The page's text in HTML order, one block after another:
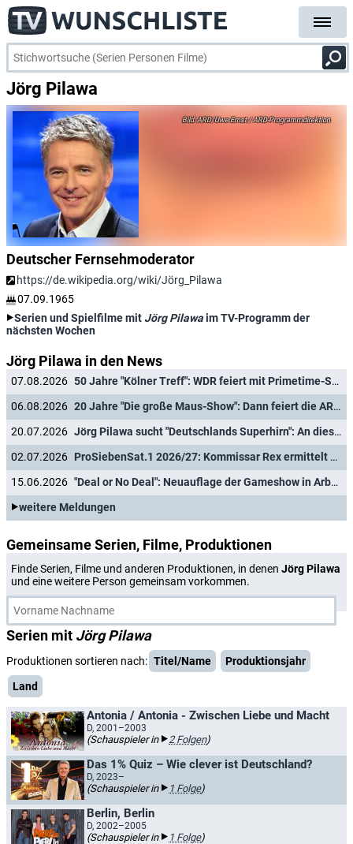
Jörg Pilawa
ARD/Uwe Ernst / ARD-Programmdirektion
Deutscher Fernsehmoderator
https://de.wikipedia.org/wiki/Jörg_Pilawa
07.09.1965
Serien und Spielfilme mit Jörg Pilawaim TV-Programm der
nächsten Wochen
Jörg Pilawa in den News
07.08.2026
50 Jahre "Kölner Treff": WDR feiert mit Primetime-Show, Doku und Rückblicken
06.08.2026
20 Jahre "Die große Maus-Show": Dann feiert die ARD das runde Jubiläum
20.07.2026
Jörg Pilawa sucht "Deutschlands Superhirn": An diesem Tag startet die neue Sat.1-Quizshow
02.07.2026
ProSiebenSat.1 2026/27: Kommissar Rex ermittelt weiter, Richter Hold kehrt zurück, Joko & Klaas machen Urlaub
15.06.2026
"Deal or No Deal": Neuauflage der Gameshow in Arbeit - mit diesem Moderator
weitere Meldungen
Gemeinsame Serien, Filme, Produktionen
Finde Serien, Filme und anderen Produktionen, in denen Jörg Pilawa
und eine weitere Person gemeinsam vorkommen.
Serien mit Jörg Pilawa
Produktionen sortieren nach: Titel/Name
Produktionsjahr
Land
Antonia / Antonia - Zwischen Liebe und Macht
D, 2001–2003
(Schauspieler in 2 Folgen)
Das 1% Quiz – Wie clever ist Deutschland?
D, 2023–
(Schauspieler in 1 Folge)
Berlin, Berlin
D, 2002–2005
(Schauspieler in 1 Folge)